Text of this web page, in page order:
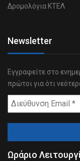
Δρομολόγια ΚΤΕΛ
Newsletter
Εγγραφείτε στο
πρώτοι για ότι
Ωράριο